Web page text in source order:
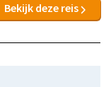
Bekijk deze reis